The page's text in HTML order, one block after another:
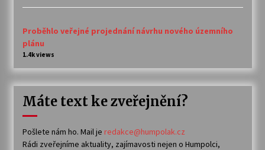
Proběhlo veřejné projednání návrhu nového územního
plánu
1.4k views
Máte text ke zveřejnění?
Pošlete nám ho. Mail je redakce@humpolak.cz
Rádi zveřejníme aktuality, zajímavosti nejen o Humpolci,